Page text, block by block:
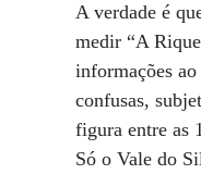
A verdade é
medir “A
informações
confusas,
figura entre as
Só o Vale do